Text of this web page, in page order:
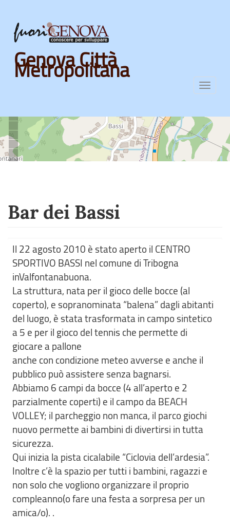
Skip
main
content
Genova Città
Metropolitana
Bar dei Bassi
Il 22 agosto 2010 è stato aperto il CENTRO
SPORTIVO BASSI nel comune di Tribogna
inValfontanabuona.
La struttura, nata per il gioco delle bocce (al
coperto), e sopranominata “balena” dagli abitanti
del luogo, è stata trasformata in campo sintetico
a 5 e per il gioco del tennis che permette di
giocare a pallone
anche con condizione meteo avverse e anche il
pubblico può assistere senza bagnarsi.
Abbiamo 6 campi da bocce (4 all’aperto e 2
parzialmente coperti) e il campo da BEACH
VOLLEY; il parcheggio non manca, il parco giochi
nuovo permette ai bambini di divertirsi in tutta
sicurezza.
Qui inizia la pista cicalabile “Ciclovia dell’ardesia”.
Inoltre c’è la spazio per tutti i bambini, ragazzi e
non solo che vogliono organizzare il proprio
compleanno(o fare una festa a sorpresa per un
amica/o). .